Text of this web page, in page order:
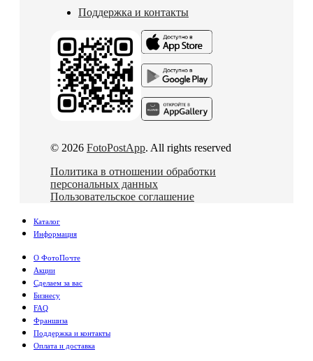
Поддержка и контакты
© 2026 FotoPostApp. All rights reserved
Политика в отношении обработки
персональных данных
Пользовательское соглашение
Каталог
Информация
О ФотоПочте
Акции
Сделаем за вас
Бизнесу
FAQ
Франшиза
Поддержка и контакты
Оплата и доставка